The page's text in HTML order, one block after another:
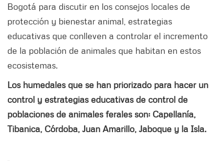
Bogotá para discutir en los consejos locales de
protección y bienestar animal, estrategias
educativas que conlleven a controlar el incremento
de la población de animales que habitan en estos
ecosistemas.
Los humedales que se han priorizado para hacer un
control y estrategias educativas de control de
poblaciones de animales ferales son: Capellanía,
Tibanica, Córdoba, Juan Amarillo, Jaboque y la Isla.